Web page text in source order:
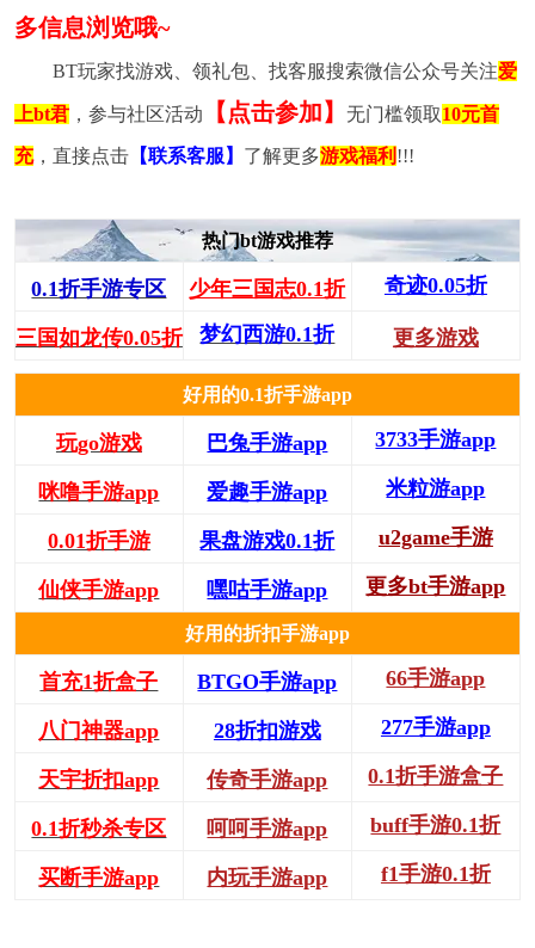
多信息浏览哦~
BT玩家找游戏、领礼包、找客服搜索微信公众号关注爱
上bt君，参与社区活动 【点击参加】 无门槛领取10元首
充，直接点击【联系客服】 了解更多游戏福利 !!!
热门bt游戏推荐
0.1折手游专区 少年三国志0.1折 奇迹0.05折
三国如龙传0.05折 梦幻西游0.1折 更多游戏
好用的0.1折手游app
玩go游戏 巴兔手游app 3733手游app
咪噜手游app 爱趣手游app 米粒游app
0.01折手游 果盘游戏0.1折 u2game手游
仙侠手游app 嘿咕手游app 更多bt手游app
好用的折扣手游app
首充1折盒子 BTGO手游app 66手游app
八门神器app 28折扣游戏 277手游app
天宇折扣app 传奇手游app 0.1折手游盒子
0.1折秒杀专区 呵呵手游app buff手游0.1折
买断手游app 内玩手游app f1手游0.1折